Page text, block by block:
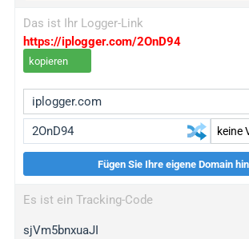
Das ist Ihr Logger-Link
https://iplogger.com/2OnD94
kopieren
wl.gl
ed.tc
Fügen Sie Ihre eigene Domain
Es ist ein Tracking-Code
sjVm5bnxuaJI